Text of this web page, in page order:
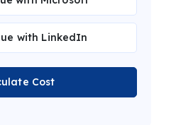
with LinkedIn
Cost